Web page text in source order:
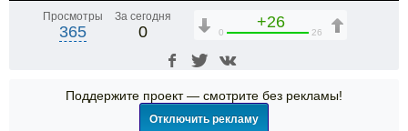
Просмотры
365
За сегодня
0
+26
0 26
Поддержите проект — смотрите без рекламы!
Отключить рекламу